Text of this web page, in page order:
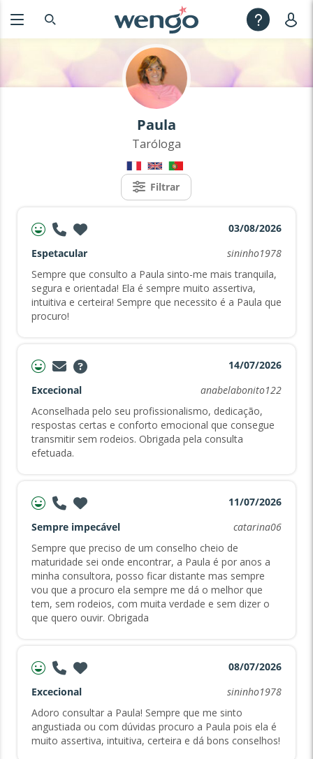
Paula
Taróloga
Filtrar
03/08/2026
Espetacular
sininho1978
Sempre que consulto a Paula sinto-me mais tranquila,
segura e orientada! Ela é sempre muito assertiva,
intuitiva e certeira! Sempre que necessito é a Paula que
procuro!
14/07/2026
Excecional
anabelabonito122
Aconselhada pelo seu profissionalismo, dedicação,
respostas certas e conforto emocional que consegue
transmitir sem rodeios. Obrigada pela consulta
efetuada.
11/07/2026
Sempre impecável
catarina06
Sempre que preciso de um conselho cheio de
maturidade sei onde encontrar, a Paula é por anos a
minha consultora, posso ficar distante mas sempre
vou que a procuro ela sempre me dá o melhor que
tem, sem rodeios, com muita verdade e sem dizer o
que quero ouvir. Obrigada
08/07/2026
Excecional
sininho1978
Adoro consultar a Paula! Sempre que me sinto
angustiada ou com dúvidas procuro a Paula pois ela é
muito assertiva, intuitiva, certeira e dá bons conselhos!